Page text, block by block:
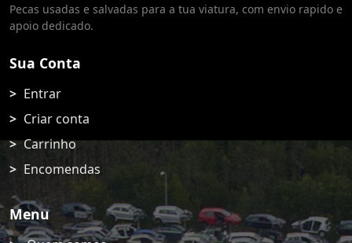
Pecas usadas e salvadas para a tua viatura, com envio rapido e
apoio dedicado.
Sua Conta
Entrar
Criar conta
Carrinho
Encomendas
Menu